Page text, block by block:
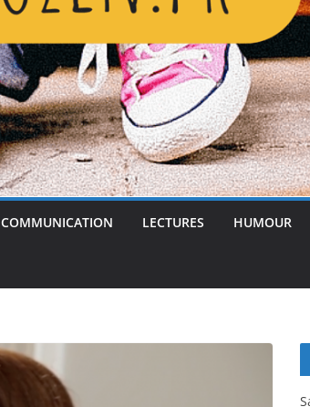
COMMUNICATION LECTURES HUMOUR